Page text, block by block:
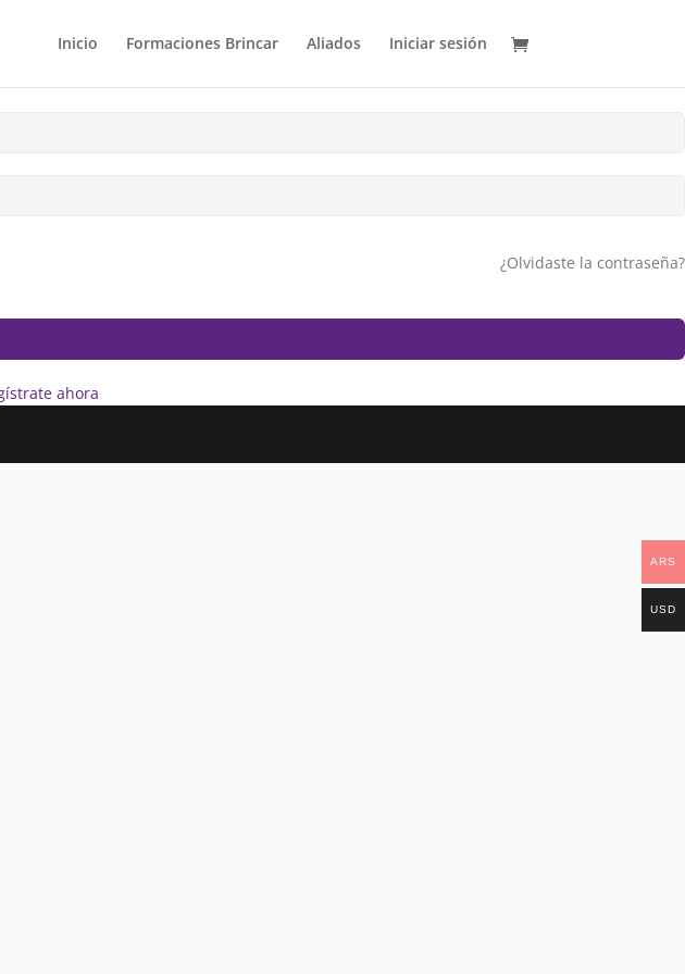
Inicio Formaciones Brincar Aliados Iniciar sesión
¿Olvidaste la contraseña?
ahora
ARS
USD